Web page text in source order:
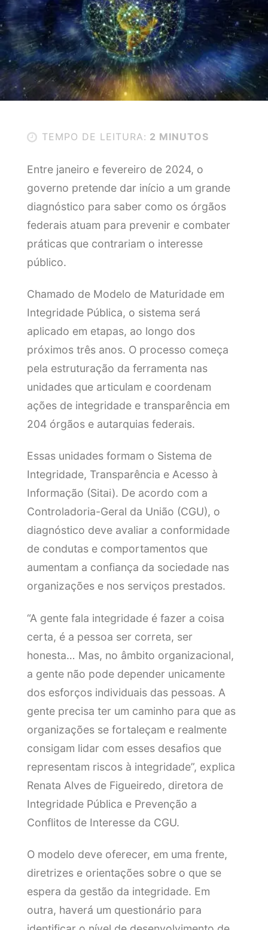
TEMPO DE LEITURA: 2 MINUTOS
Entre janeiro e fevereiro de 2024, o
governo pretende dar início a um grande
diagnóstico para saber como os órgãos
federais atuam para prevenir e combater
práticas que contrariam o interesse
público.
Chamado de Modelo de Maturidade em
Integridade Pública, o sistema será
aplicado em etapas, ao longo dos
próximos três anos. O processo começa
pela estruturação da ferramenta nas
unidades que articulam e coordenam
ações de integridade e transparência em
204 órgãos e autarquias federais.
Essas unidades formam o Sistema de
Integridade, Transparência e Acesso à
Informação (Sitai). De acordo com a
Controladoria-Geral da União (CGU), o
diagnóstico deve avaliar a conformidade
de condutas e comportamentos que
aumentam a confiança da sociedade nas
organizações e nos serviços prestados.
“A gente fala integridade é fazer a coisa
certa, é a pessoa ser correta, ser
honesta… Mas, no âmbito organizacional,
a gente não pode depender unicamente
dos esforços individuais das pessoas. A
gente precisa ter um caminho para que as
organizações se fortaleçam e realmente
consigam lidar com esses desafios que
representam riscos à integridade”, explica
Renata Alves de Figueiredo, diretora de
Integridade Pública e Prevenção a
Conflitos de Interesse da CGU.
O modelo deve oferecer, em uma frente,
diretrizes e orientações sobre o que se
espera da gestão da integridade. Em
outra, haverá um questionário para